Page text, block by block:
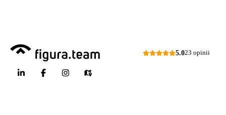
5.023 opinii